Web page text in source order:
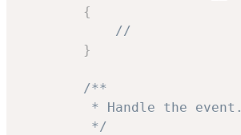
{
//
}
/**
         * Handle the event.
         */